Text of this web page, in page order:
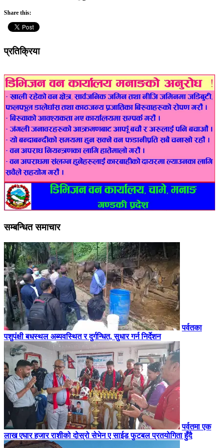
Share this:
प्रतिक्रिया
सम्बन्धित समाचार
पर्वतका
पशुपंक्षी बधस्थल अब्यवस्थित र दुर्गन्धित, सुधार गर्न निर्देशन
पर्वतमा एक
लाख एघार हजार राशीको दोस्रो सेभेन ए साईड फुटबल प्रतयोगिता हुँदै